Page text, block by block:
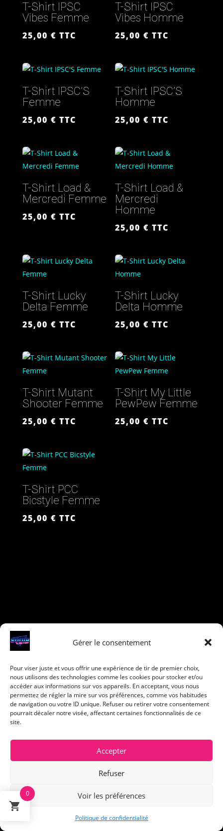
Gérer le consentement
Pour viser juste et vous offrir une expérience de tir de premier choix,
nous utilisons des technologies comme les cookies pour stocker et/ou
accéder aux informations sur vos appareils. En acceptant, vous nous
permettez de régler la mire sur vos préférences, comme vos habitudes
de navigation ou votre ID unique. Refuser ou retirer votre consentement
pourrait décaler notre visée, affectant certaines fonctionnalités de ce
site.
Accepter
Refuser
Voir les préférences
Politique de confidentialité
T-Shirt IPSC
Vibes Femme
25,00 € TTC
T-Shirt IPSC
Vibes Homme
25,00€ TTC
T-Shirt IPSC’S
Femme
25,00 € TTC
T-Shirt IPSC’S
Homme
25,00€ TTC
T-Shirt Load &
Mercredi Femme
25,00 € TTC
T-Shirt Load &
Mercredi
Homme
25,00€ TTC
T-Shirt Lucky
Delta Femme
25,00 € TTC
T-Shirt Lucky
Delta Homme
25,00€ TTC
T-Shirt Mutant
Shooter Femme
25,00 € TTC
T-Shirt My Little
PewPew Femme
25,00€ TTC
T-Shirt PCC
Bicstyle Femme
25,00 € TTC
Contact us
Ze Ced :+33 6 08 45 59 46
Contact form
Customer Support
Guides & tutos
0